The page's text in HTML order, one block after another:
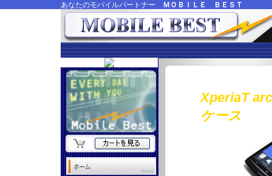
あなたのモバイルパートナー ＭＯＢＩＬＥ ＢＥＳＴ
XperiaT
ケース